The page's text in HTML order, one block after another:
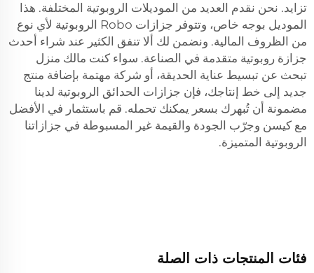
تزايد. نحن نقدم العديد من الموديلات الروبوتية المختلفة. هذا
الموديل بوجه خاص، وتتوفر جزازات Robo الروبوتية لأي نوع
من الظروف المالية. ونضمن لك ألا تنفق الكثير عند شراء أحدث
جزازة روبوتية متقدمة في الصناعة. سواء كنت مالك منزل
تبحث عن تبسيط عناية الحديقة، أو شركة مهتمة بإضافة منتج
جديد إلى خط إنتاجك، فإن جزازات الحدائق الروبوتية لدينا
مضمونة أن تُبهرك بسعر يمكنك تحمله. قم باستثمار في الأفضل
مع كيسن وجرّب الجودة والقيمة غير المسبوطة في جزازاتنا
الروبوتية المتميزة.
فئات المنتجات ذات الصلة